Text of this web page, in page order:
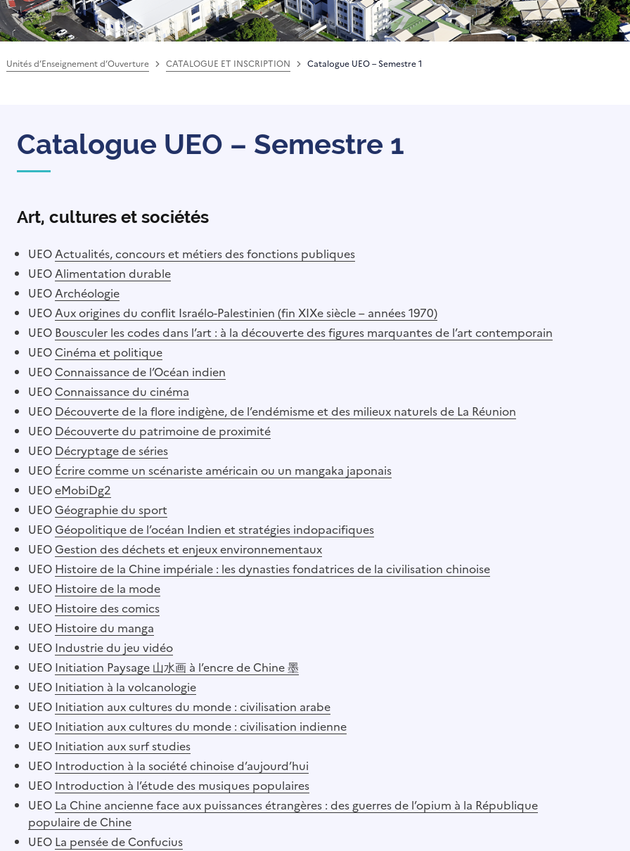
Unités d’Enseignement d’Ouverture CATALOGUE ET INSCRIPTION Catalogue UEO – Semestre 1
Catalogue UEO – Semestre 1
Art, cultures et sociétés
UEOActualités, concours et métiers des fonctions publiques
UEOAlimentation durable
UEOArchéologie
UEOAux origines du conflit Israélo-Palestinien (fin XIXe siècle – années 1970)
UEO Bousculer les codes dans l’art : à la découverte des figures marquantes de l’art contemporain
UEO Cinéma et politique
UEO Connaissance de l’Océan indien
UEO Connaissance du cinéma
UEO Découverte de la flore indigène, de l’endémisme et des milieux naturels de La Réunion
UEO Découverte du patrimoine de proximité
UEO Décryptage de séries
UEO Écrire comme un scénariste américain ou un mangaka japonais
UEOeMobiDg2
UEOGéographie du sport
UEOGéopolitique de l’océan Indien et stratégies indopacifiques
UEOGestion des déchets et enjeux environnementaux
UEO Histoire de la Chine impériale : les dynasties fondatrices de la civilisation chinoise
UEO Histoire de la mode
UEO Histoire des comics
UEO Histoire du manga
UEO Industrie du jeu vidéo
UEO Initiation Paysage 山水画 à l’encre de Chine 墨
UEO Initiation à la volcanologie
UEO Initiation aux cultures du monde : civilisation arabe
UEO Initiation aux cultures du monde : civilisation indienne
UEO Initiation aux surf studies
UEO Introduction à la société chinoise d’aujourd’hui
UEO Introduction à l’étude des musiques populaires
UEO La Chine ancienne face aux puissances étrangères : des guerres de l’opium à la République
populaire de Chine
UEO La pensée de Confucius